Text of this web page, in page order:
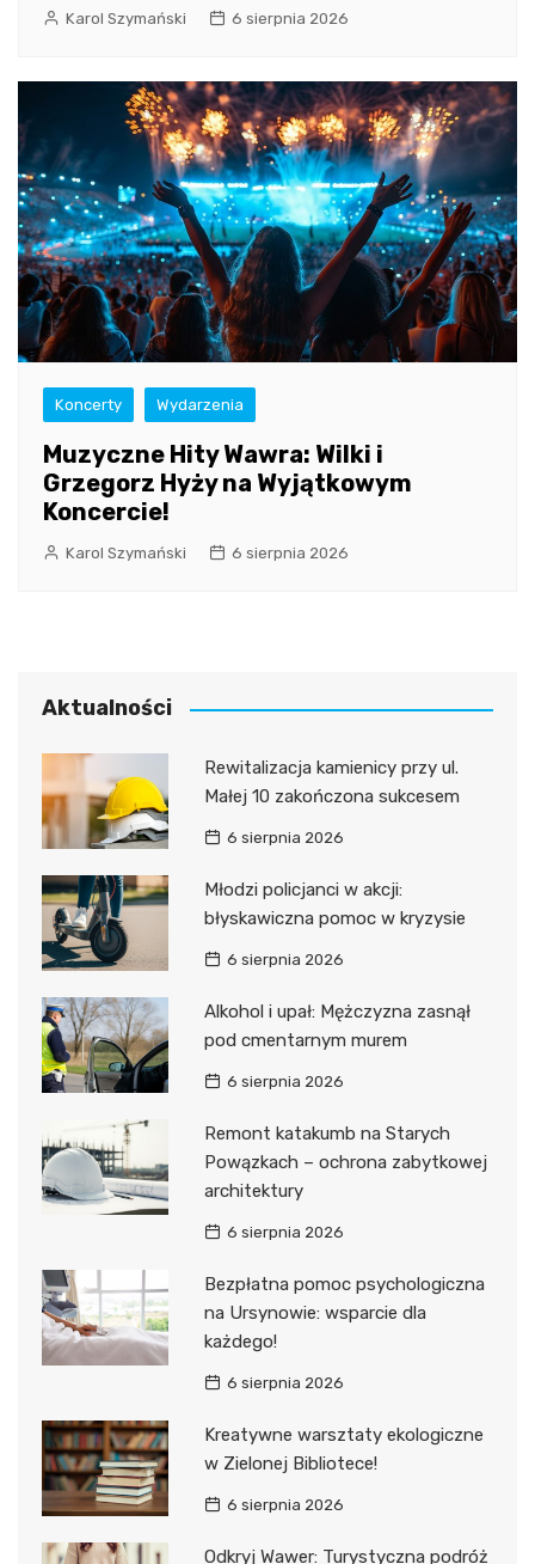
Karol Szymański 6 sierpnia 2026
Koncerty Wydarzenia
Muzyczne Hity Wawra: Wilki i
Grzegorz Hyży na Wyjątkowym
Koncercie!
Karol Szymański 6 sierpnia 2026
Aktualności
Rewitalizacja kamienicy przy ul.
Małej 10 zakończona sukcesem
6 sierpnia 2026
Młodzi policjanci w akcji:
błyskawiczna pomoc w kryzysie
6 sierpnia 2026
Alkohol i upał: Mężczyzna zasnął
pod cmentarnym murem
6 sierpnia 2026
Remont katakumb na Starych
Powązkach – ochrona zabytkowej
architektury
6 sierpnia 2026
Bezpłatna pomoc psychologiczna
na Ursynowie: wsparcie dla
każdego!
6 sierpnia 2026
Kreatywne warsztaty ekologiczne
w Zielonej Bibliotece!
6 sierpnia 2026
Odkryj Wawer: Turystyczna podróż